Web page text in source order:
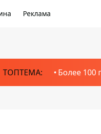
Реклама
ТОПТЕМА: Более 100